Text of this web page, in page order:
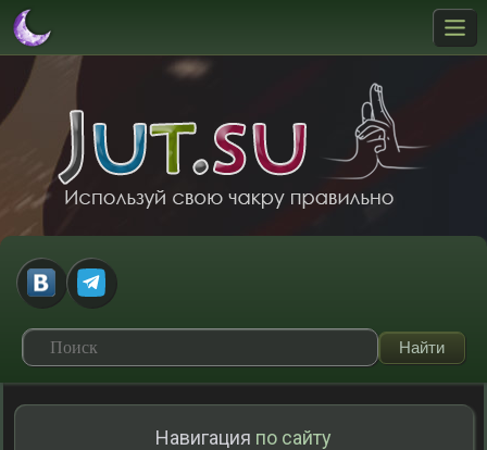
Навигация по сайту